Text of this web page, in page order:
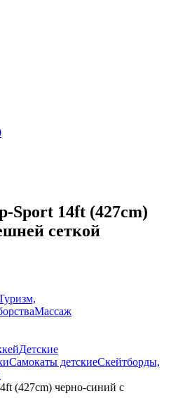
Sport 14ft (427cm)
сеткой
Массаж
Детские
Самокаты детскиеСкейтборды,
(427cm) черно-синий с